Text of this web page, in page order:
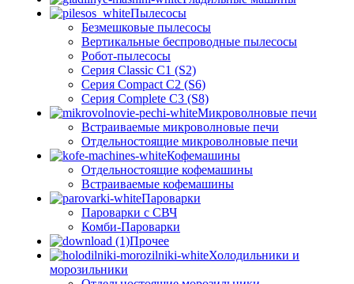
Пылесосы
Безмешковые пылесосы
Вертикальные беспроводные пылесосы
Робот-пылесосы
Серия Classic C1 (S2)
Серия Compact C2 (S6)
Серия Complete C3 (S8)
Микроволновые печи
Встраиваемые микроволновые печи
Отдельностоящие микроволновые печи
Кофемашины
Отдельностоящие кофемашины
Встраиваемые кофемашины
Пароварки
Пароварки с СВЧ
Комби-Пароварки
Прочее
Холодильники и
морозильники